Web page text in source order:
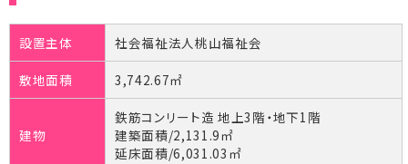
設置主体 社会福祉法人桃山福祉会
敷地面積 3,742.67㎡
建物
鉄筋コンリート造 地上3階・地下1階
建築面積/2,131.9㎡
延床面積/6,031.03㎡